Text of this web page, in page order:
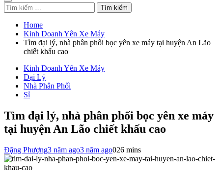
Tìm
kiếm
cho:
Home
Kinh Doanh Yên Xe Máy
Tìm đại lý, nhà phân phối bọc yên xe máy tại huyện An Lão
chiết khấu cao
Kinh Doanh Yên Xe Máy
Đại Lý
Nhà Phân Phối
Sỉ
Tìm đại lý, nhà phân phối bọc yên xe máy
tại huyện An Lão chiết khấu cao
Đặng Phượng3 năm ago3 năm ago026 mins